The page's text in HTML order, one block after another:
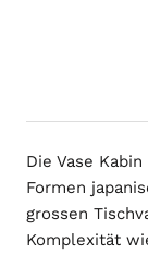
Die Vase
Formen
grossen
Komplexität